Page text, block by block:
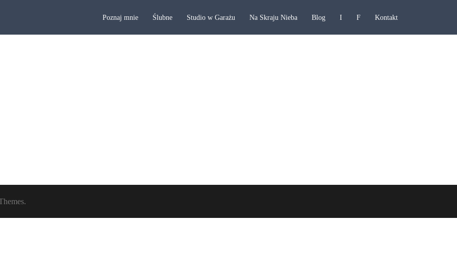
Poznaj mnie Ślubne Studio w Garażu Na Skraju Nieba Blog I F Kontakt